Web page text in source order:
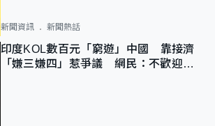
新聞資訊 新聞熱話
印度KOL數百元「窮遊」中國 靠接濟
「嫌三嫌四」惹爭議 網民：不歡迎劣